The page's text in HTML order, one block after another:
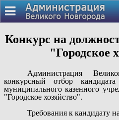
Конкурс на
"Городское
Администрация
конкурсный отбор
муниципального казенного
"Городское хозяйство".
Требования к кандидату